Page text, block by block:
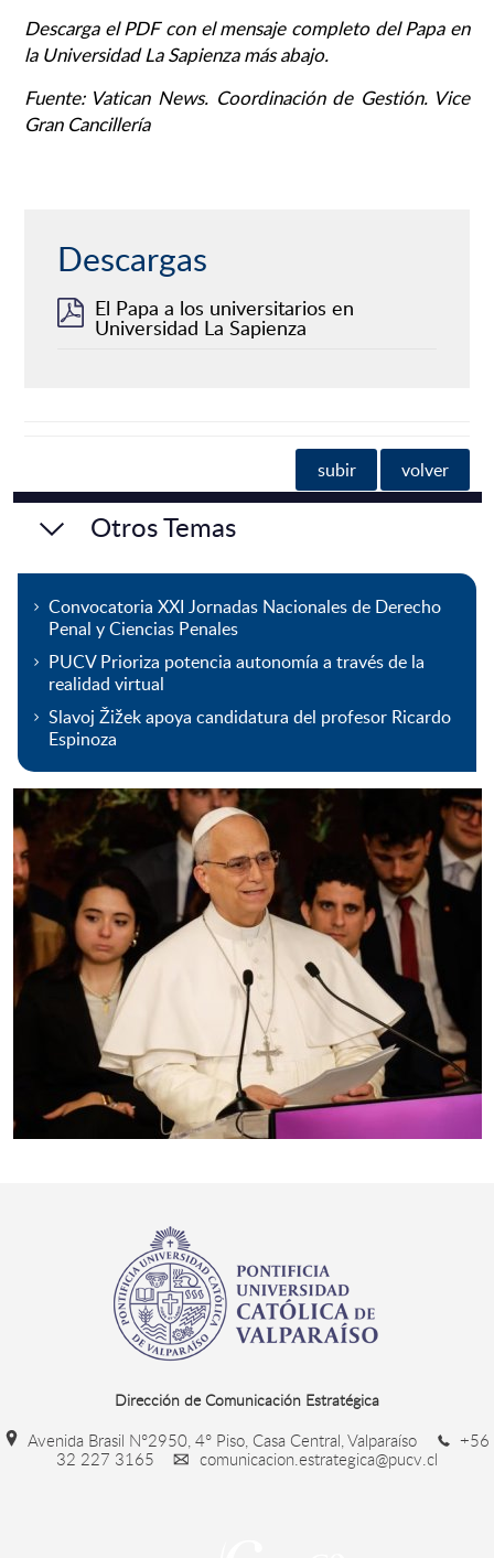
Descarga el PDF con el mensaje completo del Papa en
la Universidad La Sapienza más abajo.
Fuente: Vatican News. Coordinación de Gestión. Vice
Gran Cancillería
Descargas
El Papa a los universitarios en
Universidad La Sapienza
subir volver
Otros Temas
Convocatoria XXI Jornadas Nacionales de Derecho
Penal y Ciencias Penales
PUCV Prioriza potencia autonomía a través de la
realidad virtual
Slavoj Žižek apoya candidatura del profesor Ricardo
Espinoza
Dirección de Comunicación Estratégica
Avenida Brasil N°2950, 4° Piso, Casa Central, Valparaíso
+56
32 227 3165
comunicacion.estrategica@pucv.cl